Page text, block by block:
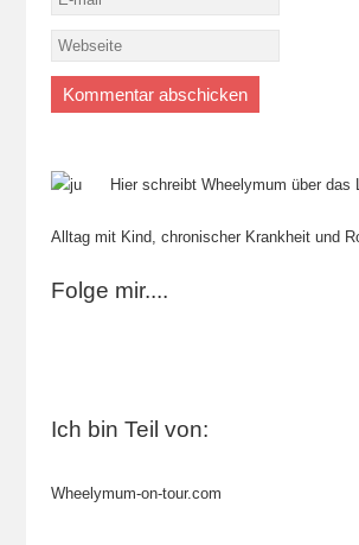
Hier schreibt Wheelymum über das
Alltag mit Kind, chronischer Krankheit und
Folge mir....
Ich bin Teil von:
Wheelymum-on-tour.com